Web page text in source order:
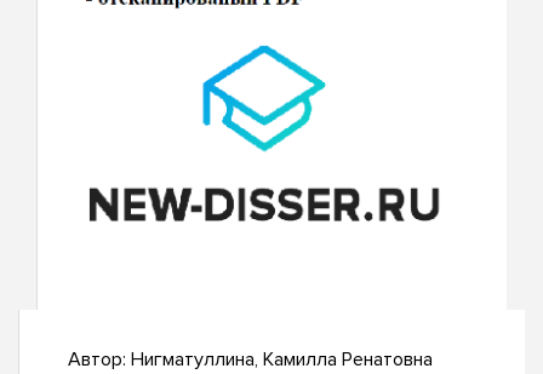
Автор: Нигматуллина, Камилла Ренатовна